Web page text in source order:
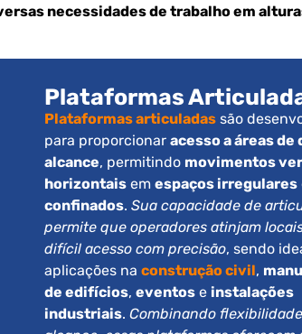
necessidades de trabalho em
Plataformas
Plataformas articuladas são
para proporcionaracesso a áreas
alcance, permitindo movimentos
horizontais emespaços irregulares
confinados.Sua capacidade de
permite que operadores atinjam
difícil acesso com precisão, sendo
aplicações naconstrução civil,
de edifícios,eventos e instalações
industriais.Combinando